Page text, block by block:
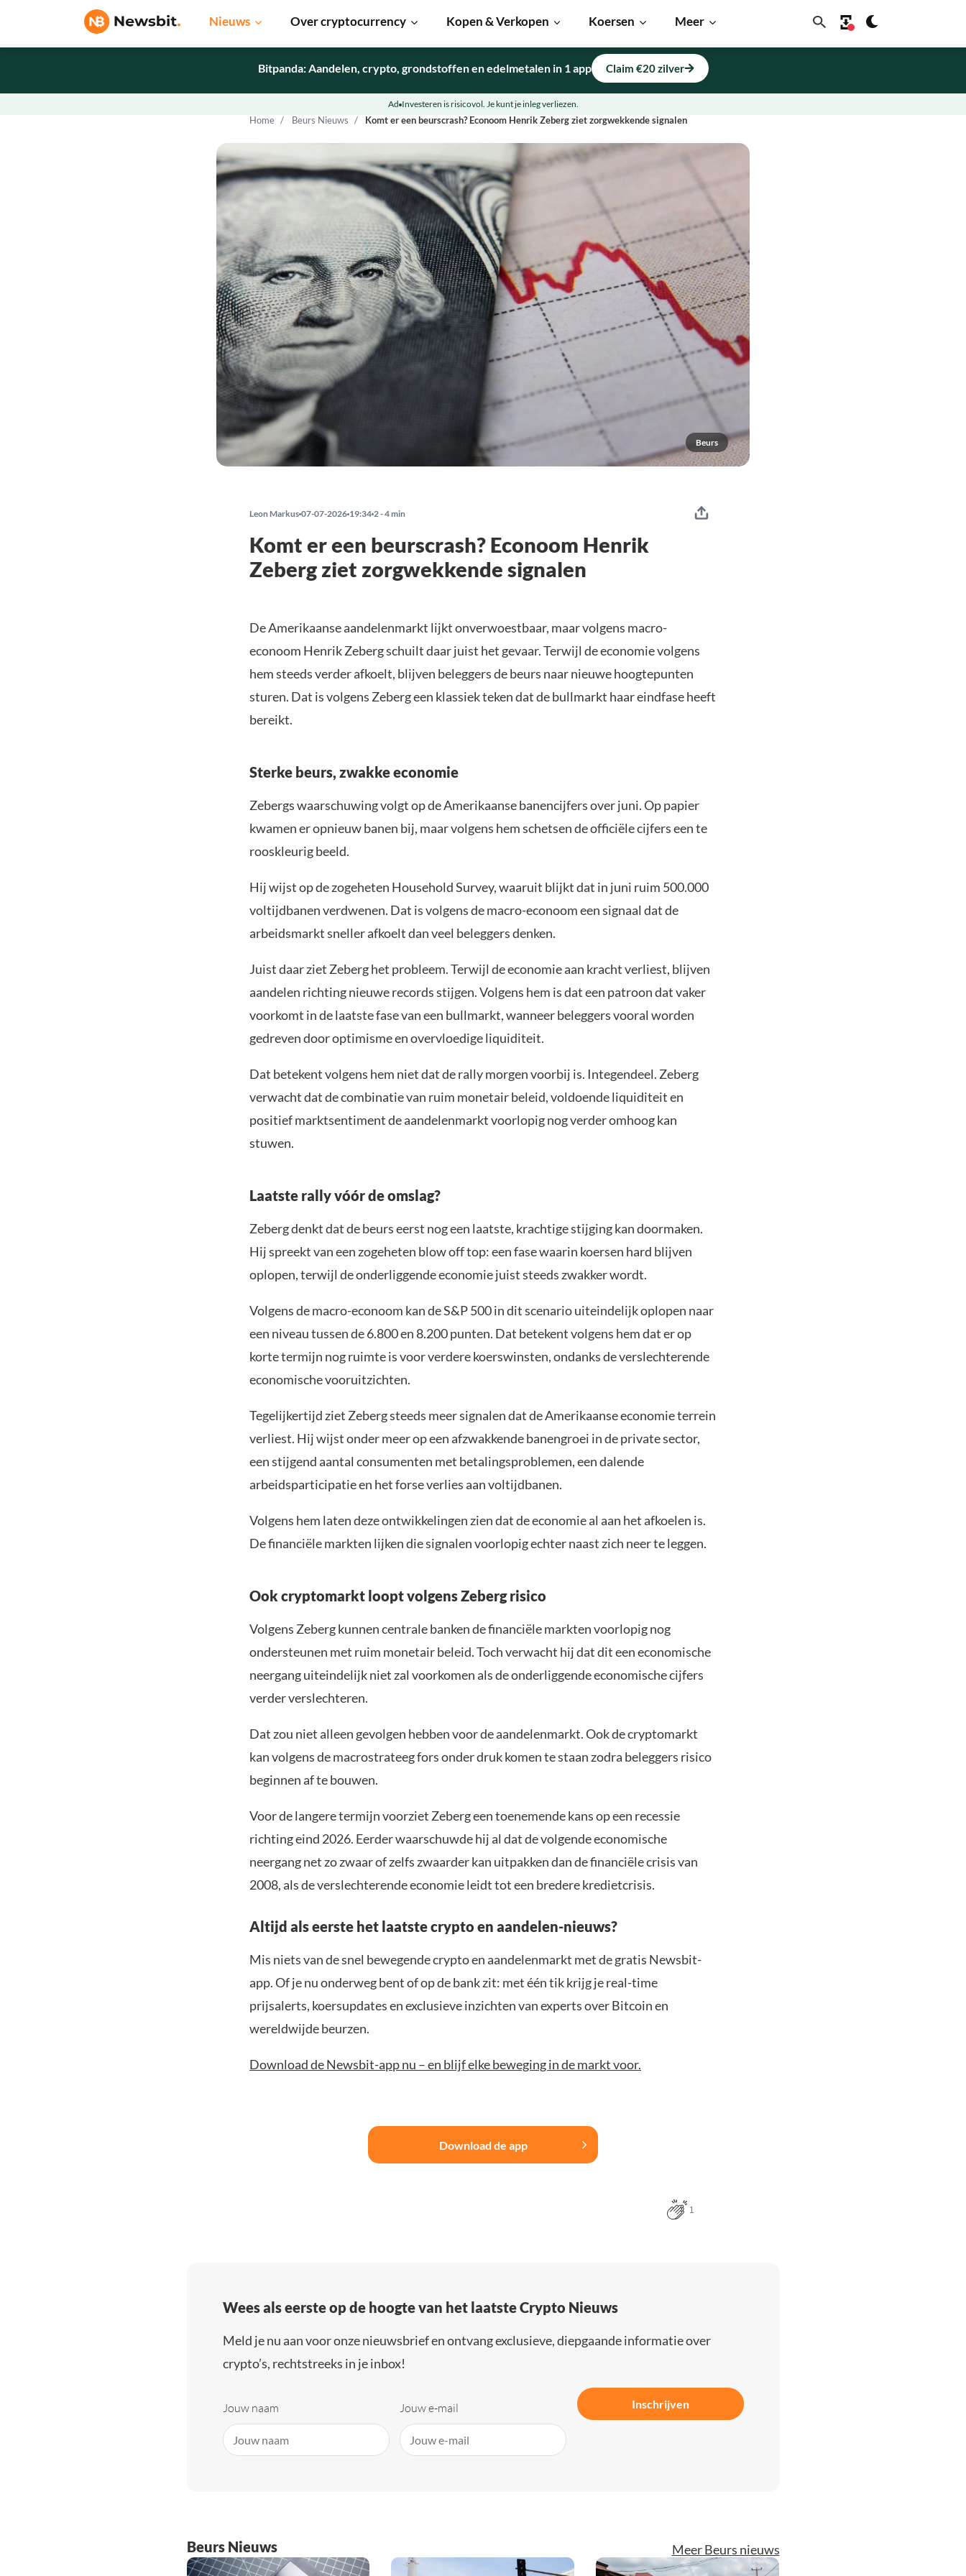
Nieuws Over cryptocurrency Kopen & Verkopen Koersen Meer
Home Beurs Nieuws Komt er een beurscrash? Econoom Henrik Zeberg ziet zorgwekkende signalen
Beurs
Bitpanda: Aandelen, crypto, grondstoffen en edelmetalen in 1 app Claim €20 zilver
Ad Investeren is risicovol. Je kunt je inleg verliezen.
Leon Markus 07-07-2026 19:34 2 - 4 min
Komt er een beurscrash? Econoom Henrik
Zeberg ziet zorgwekkende signalen
De Amerikaanse aandelenmarkt lijkt onverwoestbaar, maar volgens macro-
econoom Henrik Zeberg schuilt daar juist het gevaar. Terwijl de economie volgens
hem steeds verder afkoelt, blijven beleggers de beurs naar nieuwe hoogtepunten
sturen. Dat is volgens Zeberg een klassiek teken dat de bullmarkt haar eindfase heeft
bereikt.
Sterke beurs, zwakke economie
Zebergs waarschuwing volgt op de Amerikaanse banencijfers over juni. Op papier
kwamen er opnieuw banen bij, maar volgens hem schetsen de officiële cijfers een te
rooskleurig beeld.
Hij wijst op de zogeheten Household Survey, waaruit blijkt dat in juni ruim 500.000
voltijdbanen verdwenen. Dat is volgens de macro-econoom een signaal dat de
arbeidsmarkt sneller afkoelt dan veel beleggers denken.
Juist daar ziet Zeberg het probleem. Terwijl de economie aan kracht verliest, blijven
aandelen richting nieuwe records stijgen. Volgens hem is dat een patroon dat vaker
voorkomt in de laatste fase van een bullmarkt, wanneer beleggers vooral worden
gedreven door optimisme en overvloedige liquiditeit.
Dat betekent volgens hem niet dat de rally morgen voorbij is. Integendeel. Zeberg
verwacht dat de combinatie van ruim monetair beleid, voldoende liquiditeit en
positief marktsentiment de aandelenmarkt voorlopig nog verder omhoog kan
stuwen.
Laatste rally vóór de omslag?
Zeberg denkt dat de beurs eerst nog een laatste, krachtige stijging kan doormaken.
Hij spreekt van een zogeheten blow off top: een fase waarin koersen hard blijven
oplopen, terwijl de onderliggende economie juist steeds zwakker wordt.
Volgens de macro-econoom kan de S&P 500 in dit scenario uiteindelijk oplopen naar
een niveau tussen de 6.800 en 8.200 punten. Dat betekent volgens hem dat er op
korte termijn nog ruimte is voor verdere koerswinsten, ondanks de verslechterende
economische vooruitzichten.
Tegelijkertijd ziet Zeberg steeds meer signalen dat de Amerikaanse economie terrein
verliest. Hij wijst onder meer op een afzwakkende banengroei in de private sector,
een stijgend aantal consumenten met betalingsproblemen, een dalende
arbeidsparticipatie en het forse verlies aan voltijdbanen.
Volgens hem laten deze ontwikkelingen zien dat de economie al aan het afkoelen is.
De financiële markten lijken die signalen voorlopig echter naast zich neer te leggen.
Ook cryptomarkt loopt volgens Zeberg risico
Volgens Zeberg kunnen centrale banken de financiële markten voorlopig nog
ondersteunen met ruim monetair beleid. Toch verwacht hij dat dit een economische
neergang uiteindelijk niet zal voorkomen als de onderliggende economische cijfers
verder verslechteren.
Dat zou niet alleen gevolgen hebben voor de aandelenmarkt. Ook de cryptomarkt
kan volgens de macrostrateeg fors onder druk komen te staan zodra beleggers risico
beginnen af te bouwen.
Voor de langere termijn voorziet Zeberg een toenemende kans op een recessie
richting eind 2026. Eerder waarschuwde hij al dat de volgende economische
neergang net zo zwaar of zelfs zwaarder kan uitpakken dan de financiële crisis van
2008, als de verslechterende economie leidt tot een bredere kredietcrisis.
Altijd als eerste het laatste crypto en aandelen-nieuws?
Mis niets van de snel bewegende crypto en aandelenmarkt met de gratis Newsbit-
app. Of je nu onderweg bent of op de bank zit: met één tik krijg je real-time
prijsalerts, koersupdates en exclusieve inzichten van experts over Bitcoin en
wereldwijde beurzen.
Download de Newsbit-app nu – en blijf elke beweging in de markt voor.
Download de app
1
Wees als eerste op de hoogte van het laatste Crypto Nieuws
Meld je nu aan voor onze nieuwsbrief en ontvang exclusieve, diepgaande informatie over
crypto’s, rechtstreeks in je inbox!
Jouw naam Jouw e-mail Inschrijven
Beurs Nieuws Meer Beurs nieuws